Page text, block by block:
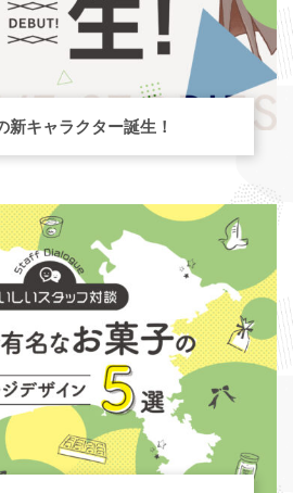
新キャラクター誕生！